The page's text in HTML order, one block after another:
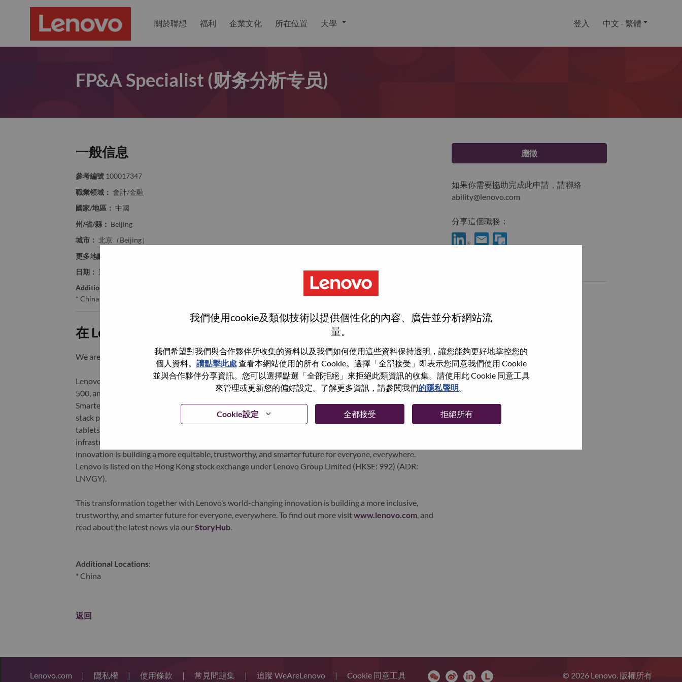
我們使用cookie及類似技術以提供個性化的內容、廣告並分析網站流
量。
我們希望對我們與合作夥伴所收集的資料以及我們如何使用這些資料保持透明，讓您能夠更好地掌控您的
個人資料。 請點擊此處查看本網站使用的所有 Cookie。選擇「全部接受」即表示您同意我們使用 Cookie
並與合作夥伴分享資訊。您可以選擇點選「全部拒絕」來拒絕此類資訊的收集。請使用此 Cookie 同意工具
來管理或更新您的偏好設定。了解更多資訊，請參閱我們的隱私聲明。
Cookie設定 全都接受 拒絕所有
關於聯想 福利 企業文化 所在位置 大學 登入 中文 - 繁體
FP&A Specialist (财务分析专员)
一般信息
參考編號 100017347
職業領域： 會計/金融
國家/地區： 中國
州/省/縣： Beijing
城市： 北京（Beijing）
更多地點：
日期： 週四, 七月 2, 2026
Additional Locations
* China
在 Lenovo 工作的好處
We are Lenovo. We do what we say. We own what we do. We WOW our customers.
Lenovo is a US$83 billion revenue global technology powerhouse, ranked #153 in the Fortune Global
500, and serving millions of customers every day in 180 markets. Focused on a bold vision to deliver
Smarter Technology for All, Lenovo has built on its success as the world’s largest PC company with a full-
stack portfolio of AI-enabled, AI-ready, and AI-optimized devices (PCs, workstations, smartphones,
tablets), infrastructure (server, storage, edge, high performance computing and software defined
infrastructure), software, solutions, and services. Lenovo’s continued investment in world-changing
innovation is building a more equitable, trustworthy, and smarter future for everyone, everywhere.
Lenovo is listed on the Hong Kong stock exchange under Lenovo Group Limited (HKSE: 992) (ADR:
LNVGY).
This transformation together with Lenovo’s world-changing innovation is building a more inclusive,
trustworthy, and smarter future for everyone, everywhere. To find out more visitwww.lenovo.com, and
read about the latest news via ourStoryHub.
Additional Locations:
* China
返回
應徵
如果你需要協助完成此申請，請聯絡
ability@lenovo.com
分享這個職務：
投资经理（硬科技方向）
北京（Beijing）, Beijing, 中國,
瀏覽全部
Lenovo.com | 隱私權 | 使用條款 | 常見問題集 | 追蹤 WeAreLenovo | Cookie 同意工具 © 2026 Lenovo. 版權所有